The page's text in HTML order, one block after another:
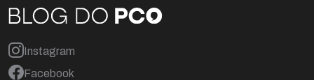
Instagram
Facebook